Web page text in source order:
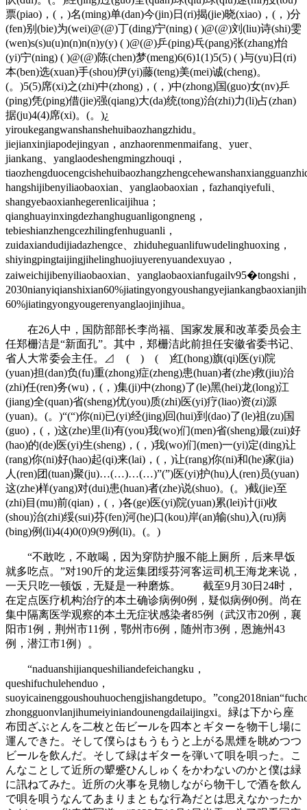
票(piao)，(，)名(ming)单(dan)今(jin)日(ri)揭(jie)晓(xiao)，(，)分
(fen)别(bie)为(wei)@(@)丁(ding)宁(ning) ( )@(@)刘(liu)诗(shi)雯
(wen)s(s)u(u)n(n)n(n)y(y) ( )@(@)乒(ping)乓(pang)张(zhang)怡
(yi)宁(ning) ( )@(@)陈(chen)梦(meng)6(6)1(1)5(5) ( )与(yu)日(ri)
本(ben)选(xuan)手(shou)伊(yi)藤(teng)美(mei)诚(cheng)。
(。)5(5)席(xi)之(zhi)中(zhong)，(，)中(zhong)国(guo)女(nv)乒
(ping)凭(ping)借(jie)强(qiang)大(da)统(tong)治(zhi)力(li)占(zhan)
据(ju)4(4)席(xi)。(。)¿
yiroukegangwanshanshehuibaozhangzhidu。
jiejianxinjiapodejingyan，anzhaorenmenmaifang、yuer、
jiankang、yanglaodeshengmingzhouqi，
hangshijibenyiliaobaoxian、yanglaobaoxian，fazhanqiyefuli、
shangyebaoxianhegerenlicaijihua；
qianghuayinxingdezhanghuguanligongneng，
tebieshianzhengcezhilingfenhuguanli，
zuidaxiandudijiadazhengce、zhiduheguanlifuwudelinghuoxing，
shiyingpingtaijingjihelinghuojiuyerenyuandexuyao，
zaiweichijibenyiliaobaoxian、yanglaobaoxianfugailv95�tongshi，
60%jiatingyongyougerenyanglaojinjihua。
在26人中，国防部部长李尚福、国家发展和改革委员会主
任郑栅洁是“新面孔”。其中，郑栅洁此前担任安徽省委书记、
省人大常委会主任。⊿ ( ) ( )红(hong)旗(qi)医(yi)院
(yuan)担(dan)负(fu)重(zhong)症(zheng)患(huan)者(zhe)救(jiu)治
(zhi)任(ren)务(wu)，(，)集(ji)中(zhong)了(le)黑(hei)龙(long)江
(jiang)全(quan)省(sheng)优(you)质(zhi)医(yi)疗(liao)资(zi)源
(yuan)。(。)“(“)你(ni)已(yi)经(jing)回(hui)到(dao)了(le)祖(zu)国
(guo)，(，)这(zhe)里(li)有(you)我(wo)们(men)省(sheng)最(zui)好
(hao)的(de)医(yi)生(sheng)，(，)我(wo)们(men)一(yi)定(ding)让
(rang)你(ni)好(hao)起(qi)来(lai)，(，)让(rang)你(ni)和(he)家(jia)
人(ren)团(tuan)聚(ju)…(…)…(…)”(”)医(yi)护(hu)人(ren)员(yuan)
这(zhe)样(yang)对(dui)患(huan)者(zhe)说(shuo)。(。)截(jie)至
(zhi)目(mu)前(qian)，(，)各(ge)医(yi)院(yuan)累(lei)计(ji)收
(shou)治(zhi)绥(sui)芬(fen)河(he)口(kou)岸(an)输(shu)入(ru)病
(bing)例(li)4(4)0(0)9(9)例(li)。(。)
“不敢吃，不敢喝，因为穿防护服不能上厕所，后来早饭
就多吃点。”对190斤的龙运集团绥芬河客运司机王海龙来说，
一天只吃一顿饭，无疑是一种磨炼。 截至9月30日24时，
在定点医疗机构治疗的本土确诊病例0例，疑似病例0例。尚在
集中隔离医学观察的本土无症状感染者85例（武汉市20例，襄
阳市1例，荆州市11例，鄂州市6例，随州市3例，恩施州43
例，潜江市1例）。
“naduanshijianqueshiliandefeichangku，
queshifuchulehenduo，
suoyicainenggoushouhuochengjishangdetupo。
zhongguonvlanjihumeiyiniandounengdailaijingxi。緑は下から座
布団ざぶとんを二枚と缶ビールを四本とギターを物干し場に
運んできた。そして僕らはもうもうと上がる黒煙を眺めつつ
ビールを飲んだ。そして緑はギターを弾いて唄を唄った。こ
んなことして近所の顰蹙ひんしゅくをかわないのかと僕は緑
に訊ねてみた。近所の火事を見物しながら物干しで酒を飲ん
で唄を唄うなんてあまりまともな行為だとは思えなかったか